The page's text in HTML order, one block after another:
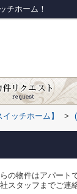
チホーム！
ッチホーム】 >
の物件はアパー
スタッフまでご